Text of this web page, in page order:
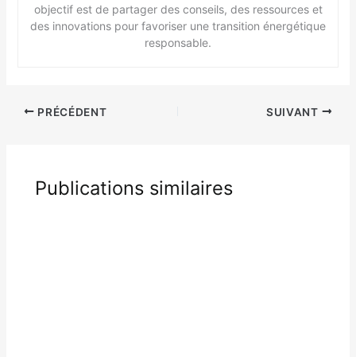
objectif est de partager des conseils, des ressources et
des innovations pour favoriser une transition énergétique
responsable.
PRÉCÉDENT SUIVANT
Publications similaires